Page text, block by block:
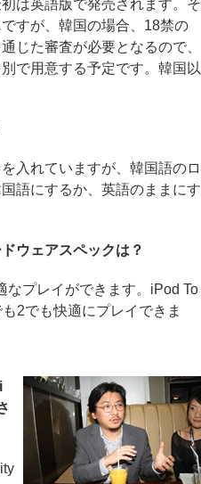
は英語版で発売されます。そ
すが、韓国の場合、18禁の
じた審査が必要となるので、
で用意する予定です。韓国以
入れていますが、韓国語のロ
語にするか、英語のままにす
ウェアスペックは？
プレイができます。iPod To
2でも快適にプレイできま